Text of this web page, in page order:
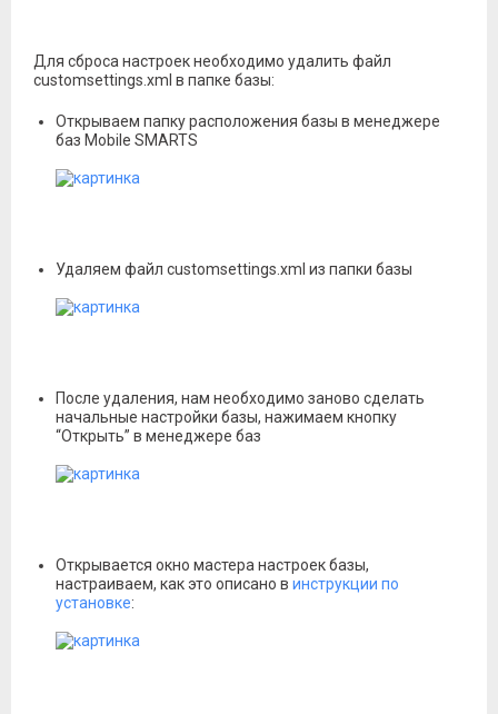
Для сброса настроек необходимо удалить файл
customsettings.xml в папке базы:
Открываем папку расположения базы в менеджере
баз Mobile SMARTS
Удаляем файл customsettings.xml из папки базы
После удаления, нам необходимо заново сделать
начальные настройки базы, нажимаем кнопку
“Открыть” в менеджере баз
Открывается окно мастера настроек базы,
настраиваем, как это описано в инструкции по
установке: